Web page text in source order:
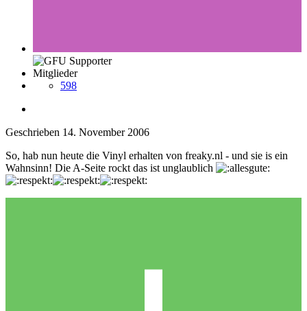
Mitglieder
598
Geschrieben 14. November 2006
So, hab nun heute die Vinyl erhalten von freaky.nl - und sie is ein
Wahnsinn! Die A-Seite rockt das ist unglaublich